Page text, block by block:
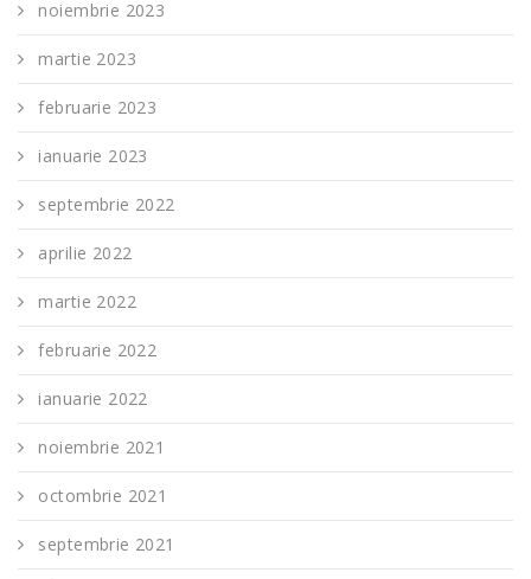
noiembrie 2023
martie 2023
februarie 2023
ianuarie 2023
septembrie 2022
aprilie 2022
martie 2022
februarie 2022
ianuarie 2022
noiembrie 2021
octombrie 2021
septembrie 2021